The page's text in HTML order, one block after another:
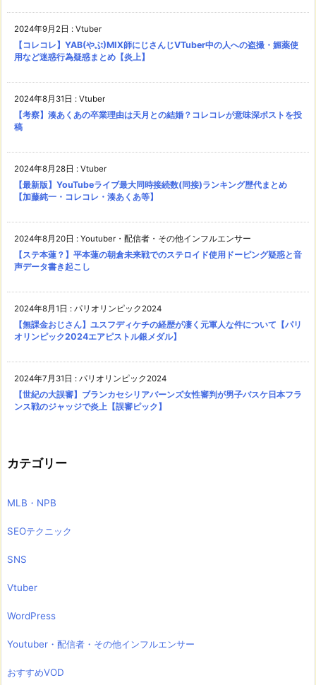
2024年9月2日 : Vtuber
【コレコレ】YAB(やぶ)MIX師にじさんじVTuber中の人への盗撮・媚薬使
用など迷惑行為疑惑まとめ【炎上】
2024年8月31日 : Vtuber
【考察】湊あくあの卒業理由は天月との結婚？コレコレが意味深ポストを投
稿
2024年8月28日 : Vtuber
【最新版】YouTubeライブ最大同時接続数(同接)ランキング歴代まとめ
【加藤純一・コレコレ・湊あくあ等】
2024年8月20日 : Youtuber・配信者・その他インフルエンサー
【ステ本蓮？】平本蓮の朝倉未来戦でのステロイド使用ドーピング疑惑と音
声データ書き起こし
2024年8月1日 : パリオリンピック2024
【無課金おじさん】ユスフディケチの経歴が凄く元軍人な件について【パリ
オリンピック2024エアピストル銀メダル】
2024年7月31日 : パリオリンピック2024
【世紀の大誤審】ブランカセシリアバーンズ女性審判が男子バスケ日本フラ
ンス戦のジャッジで炎上【誤審ピック】
カテゴリー
MLB・NPB
SEOテクニック
SNS
Vtuber
WordPress
Youtuber・配信者・その他インフルエンサー
おすすめVOD